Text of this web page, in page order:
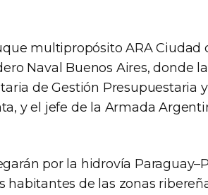
multipropósito ARA Ciudad
Naval Buenos Aires, donde
de Gestión Presupuestaria y
y el jefe de la Armada
por la hidrovía
habitantes de las zonas